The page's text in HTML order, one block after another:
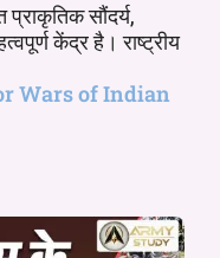
सौंदर्य,
केंद्र है। राष्ट्रीय
Wars of Indian